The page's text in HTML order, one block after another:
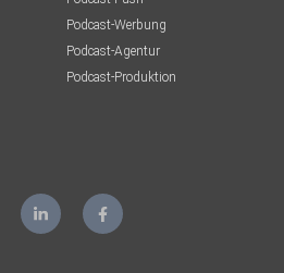
Podcast-Werbung
Podcast-Agentur
Podcast-Produktion